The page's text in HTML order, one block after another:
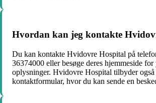
Hvordan kan jeg kontakte
Du kan kontakte Hvidovre Hospital på
36374000 eller besøge deres hjemmeside
oplysninger. Hvidovre Hospital tilbyder
kontaktformular, hvor du kan sende en